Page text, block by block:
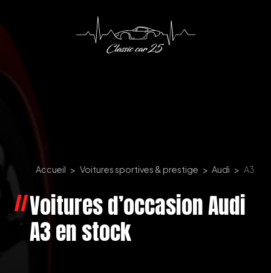
Accueil Voitures sportives & prestige Audi A3
Voitures d’occasion Audi
A3 en stock